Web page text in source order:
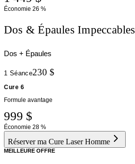
Économie 26 %
Dos & Épaules Impeccables
Dos + Épaules
1 Séance230 $
Cure 6
Formule avantage
999 $
Économie 28 %
Réserver ma Cure Laser Homme
MEILLEURE OFFRE